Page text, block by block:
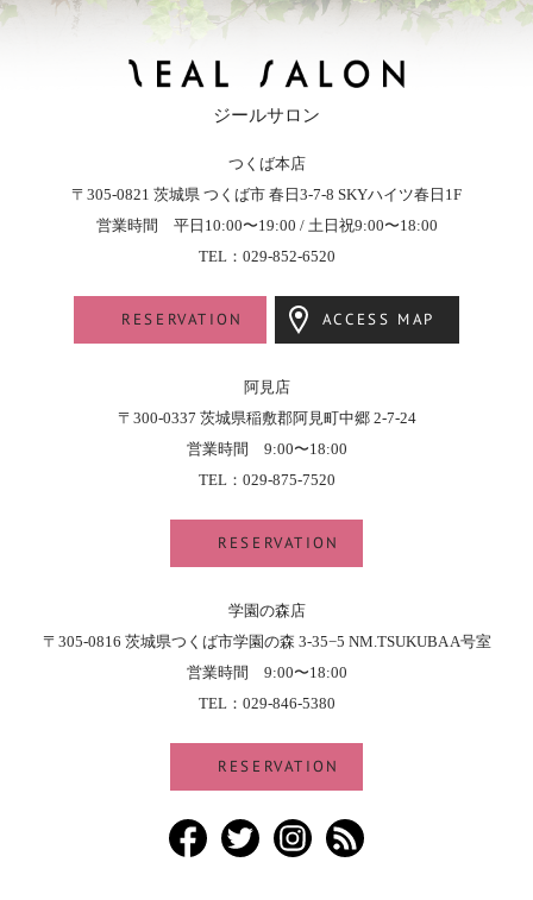
ZEAL SALON - ジールサロン
ジールサロン
つくば本店
〒305-0821 茨城県 つくば市 春日3-7-8 SKYハイツ春日1F
営業時間 平日10:00〜19:00 / 土日祝9:00〜18:00
TEL：029-852-6520
RESERVATION ACCESS MAP
阿見店
〒300-0337 茨城県稲敷郡阿見町中郷 2-7-24
営業時間 9:00〜18:00
TEL：029-875-7520
RESERVATION
学園の森店
〒305-0816 茨城県つくば市学園の森 3-35−5 NM.TSUKUBA A号室
営業時間 9:00〜18:00
TEL：029-846-5380
RESERVATION